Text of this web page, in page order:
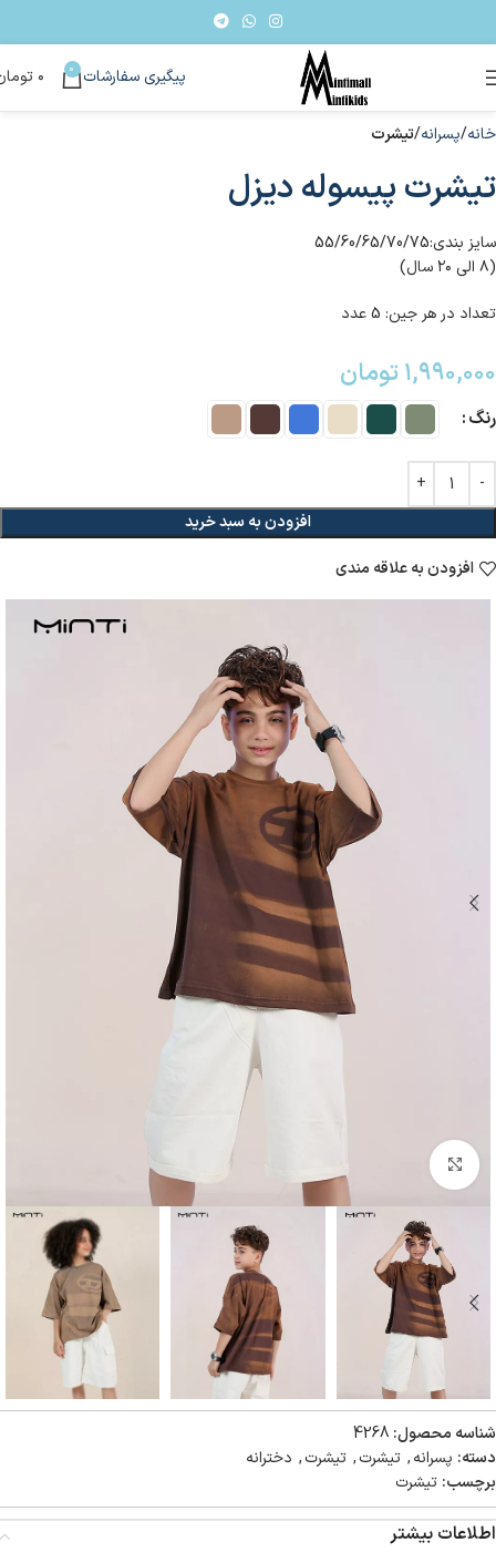
پیگیری سفارشات 0 ۰
خانه پسرانه تیشرت
تیشرت پیسوله دیزل
سایز بندی:55/60/65/70/75
(۸ الی ۲۰ سال)
تعداد در هر جین: 5 عدد
۱,۹۹۰,۰۰۰تومان
رنگ
افزودن به سبد خرید
افزودن به علاقه مندی
بزرگنمایی تصویر
شناسه محصول: 4268
دسته: پسرانه, تیشرت, تیشرت, دخترانه
برچسب: تیشرت
اطلاعات بیشتر